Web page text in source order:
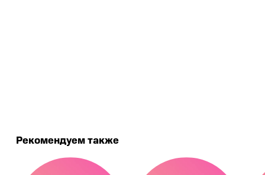
Рекомендуем также